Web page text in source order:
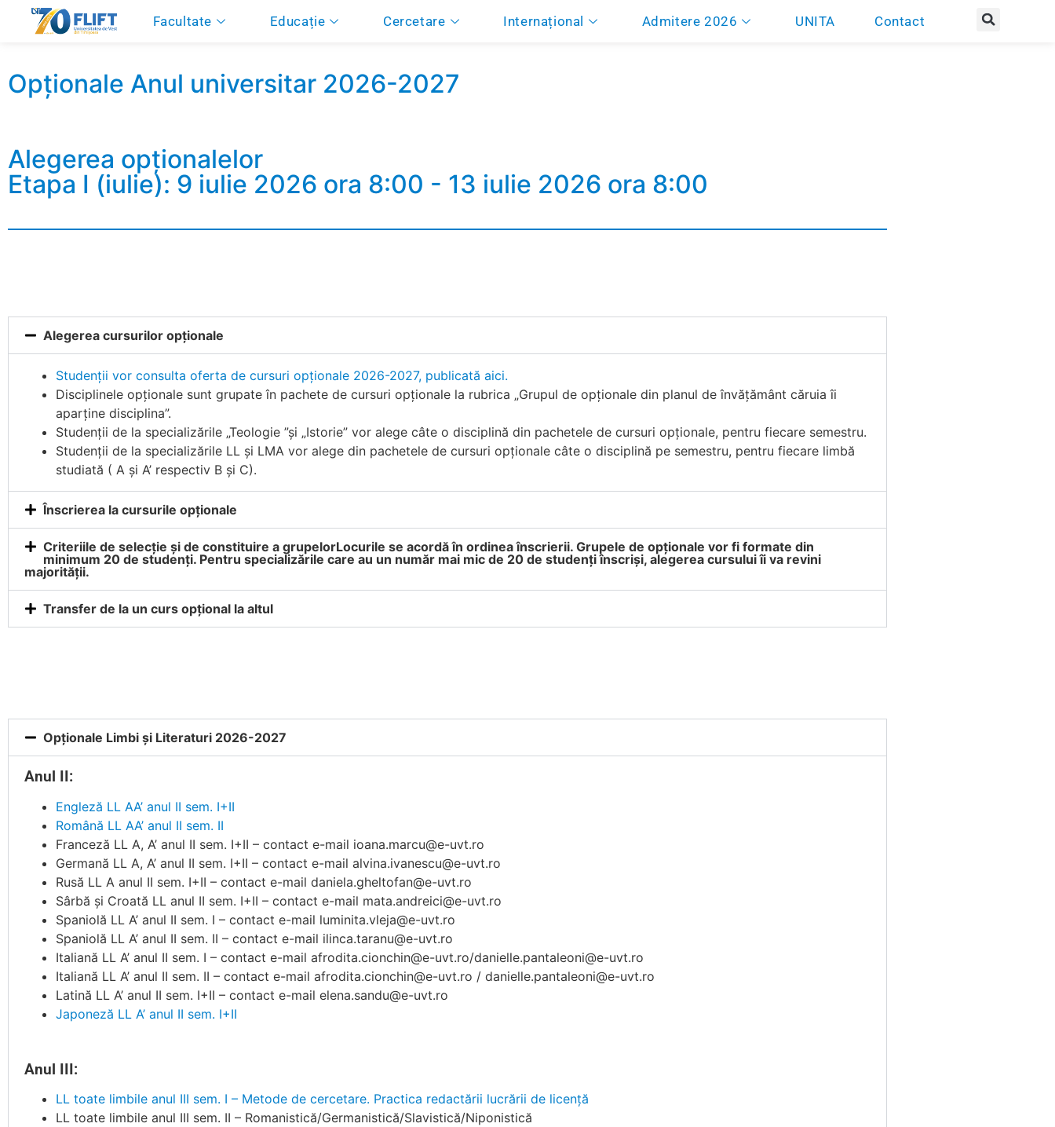
Facultate Educație Cercetare Internațional Admitere 2026 UNITA Contact
Opționale Anul universitar 2026-2027
Alegerea opționalelor
Etapa I (iulie): 9 iulie 2026 ora 8:00 - 13 iulie 2026 ora 8:00
Alegerea cursurilor opționale
Studenții vor consulta oferta de cursuri opționale 2026-2027, publicată aici.
Disciplinele opționale sunt grupate în pachete de cursuri opționale la rubrica „Grupul de opționale din planul de învățământ căruia îi
aparține disciplina”.
Studenții de la specializările „Teologie ”și „Istorie” vor alege câte o disciplină din pachetele de cursuri opționale, pentru fiecare semestru.
Studenții de la specializările LL și LMA vor alege din pachetele de cursuri opționale câte o disciplină pe semestru, pentru fiecare limbă
studiată ( A și A’ respectiv B și C).
Înscrierea la cursurile opționale
Criteriile de selecție și de constituire a grupelorLocurile se acordă în ordinea înscrierii. Grupele de opționale vor fi formate din
minimum 20 de studenți. Pentru specializările care au un număr mai mic de 20 de studenți înscriși, alegerea cursului îi va revini
majorității.
Transfer de la un curs opțional la altul
Opționale Limbi și Literaturi 2026-2027
Anul II:
Engleză LL AA’ anul II sem. I+II
Română LL AA’ anul II sem. II
Franceză LL A, A’ anul II sem. I+II – contact e-mail ioana.marcu@e-uvt.ro
Germană LL A, A’ anul II sem. I+II – contact e-mail alvina.ivanescu@e-uvt.ro
Rusă LL A anul II sem. I+II – contact e-mail daniela.gheltofan@e-uvt.ro
Sârbă și Croată LL anul II sem. I+II – contact e-mail mata.andreici@e-uvt.ro
Spaniolă LL A’ anul II sem. I – contact e-mail luminita.vleja@e-uvt.ro
Spaniolă LL A’ anul II sem. II – contact e-mail ilinca.taranu@e-uvt.ro
Italiană LL A’ anul II sem. I – contact e-mail afrodita.cionchin@e-uvt.ro/danielle.pantaleoni@e-uvt.ro
Italiană LL A’ anul II sem. II – contact e-mail afrodita.cionchin@e-uvt.ro / danielle.pantaleoni@e-uvt.ro
Latină LL A’ anul II sem. I+II – contact e-mail elena.sandu@e-uvt.ro
Japoneză LL A’ anul II sem. I+II
Anul III:
LL toate limbile anul III sem. I – Metode de cercetare. Practica redactării lucrării de licență
LL toate limbile anul III sem. II – Romanistică/Germanistică/Slavistică/Niponistică